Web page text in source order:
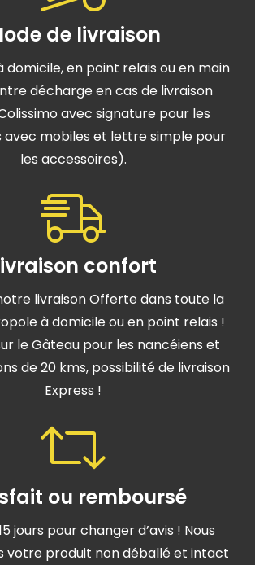
de livraison
domicile, en point relais ou en main
décharge en cas de livraison
avec signature pour les
avec mobiles et lettre simple pour
les accessoires).
confort
livraison Offerte dans toute la
à domicile ou en point relais !
le Gâteau pour les nancéiens et
de 20 kms, possibilité de livraison
Express !
ou remboursé
jours pour changer d’avis ! Nous
votre produit non déballé et intact